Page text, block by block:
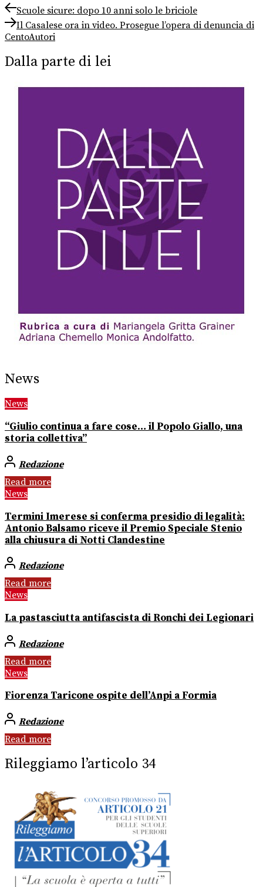
Navigazione
articoli
Previous
post:
Scuole sicure: dopo 10 anni solo le briciole
Next
post:
Il Casalese ora in video. Prosegue l’opera di denuncia di
CentoAutori
Dalla parte di lei
News
News
“Giulio continua a fare cose… il Popolo Giallo, una
storia collettiva”
Redazione
Read more
News
Termini Imerese si conferma presidio di legalità:
Antonio Balsamo riceve il Premio Speciale Stenio
alla chiusura di Notti Clandestine
Redazione
Read more
News
La pastasciutta antifascista di Ronchi dei Legionari
Redazione
Read more
News
Fiorenza Taricone ospite dell’Anpi a Formia
Redazione
Read more
Rileggiamo l’articolo 34